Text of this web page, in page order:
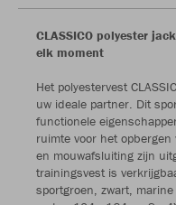
CLASSICO polyester
elk moment
Het polyestervest
uw ideale partner. Dit
functionele
ruimte voor het
en mouwafsluiting zijn
trainingsvest is
sportgroen, zwart,